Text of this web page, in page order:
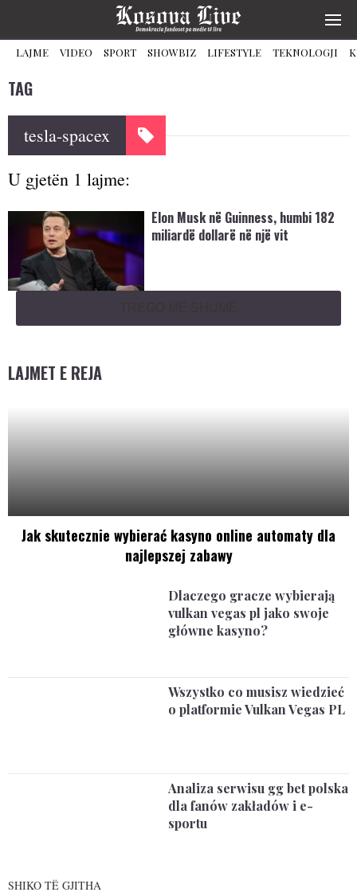
LAJME VIDEO SPORT SHOWBIZ LIFESTYLE TEKNOLOGJI
TAG
tesla-spacex
U gjetën 1 lajme:
Elon Musk në Guinness, humbi 182
miliardë dollarë në një vit
LAJMET E REJA
Jak skutecznie wybierać kasyno online automaty dla
najlepszej zabawy
Dlaczego gracze wybierają
vulkan vegas pl jako swoje
główne kasyno?
Wszystko co musisz wiedzieć
o platformie Vulkan Vegas PL
Analiza serwisu gg bet polska
dla fanów zakładów i e-
sportu
SHIKO TË GJITHA